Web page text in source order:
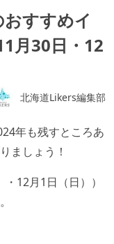
すすめイ
月30日・12
北海道Likers編集部
年も残すところあ
ましょう！
12月1日（日））